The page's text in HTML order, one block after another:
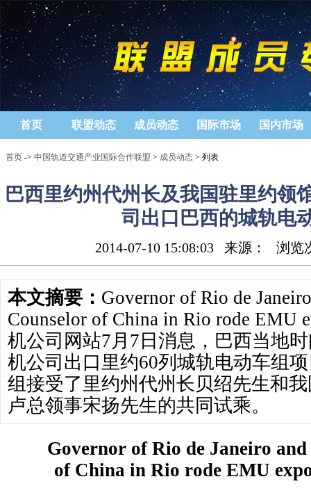
首页 联盟动态 成员动态 国际市场 国内市场
首页 -> 中国轨道交通产业国际合作联盟 > 成员动态 > 列表
巴西里约州代州长及我国驻里约领
司出口巴西的城轨电
2014-07-10 15:08:03 来源： 浏览
本文摘要： Governor of Rio de
Counselor of China in Rio rode EMU
机公司网站7月7日消息，巴西当地
机公司出口里约60列城轨电动车组
组接受了里约州代州长贝绍先生和
卢总领事宋扬先生的共同试乘。
Governor of Rio de Janeiro and
of China in Rio rode EMU